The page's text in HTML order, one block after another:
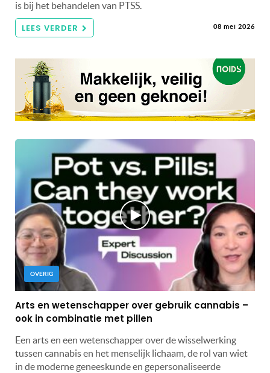
is bij het behandelen van PTSS.
LEES VERDER 08 mei 2026
OVERIG
Arts en wetenschapper over gebruik cannabis –
ook in combinatie met pillen
Een arts en een wetenschapper over de wisselwerking
tussen cannabis en het menselijk lichaam, de rol van wiet
in de moderne geneeskunde en gepersonaliseerde